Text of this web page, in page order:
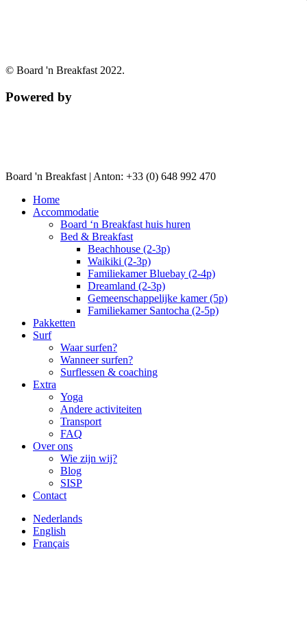
© Board 'n Breakfast 2022.
Powered by
Board 'n Breakfast | Anton: +33 (0) 648 992 470
Home
Accommodatie
Board ‘n Breakfast huis huren
Bed & Breakfast
Beachhouse (2-3p)
Waikiki (2-3p)
Familiekamer Bluebay (2-4p)
Dreamland (2-3p)
Gemeenschappelijke kamer (5p)
Familiekamer Santocha (2-5p)
Pakketten
Surf
Waar surfen?
Wanneer surfen?
Surflessen & coaching
Extra
Yoga
Andere activiteiten
Transport
FAQ
Over ons
Wie zijn wij?
Blog
SISP
Contact
Nederlands
English
Français